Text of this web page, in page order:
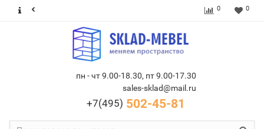
0 0
пн - чт 9.00-18.30, пт 9.00-17.30
sales-sklad@mail.ru
+7(495) 502-45-81